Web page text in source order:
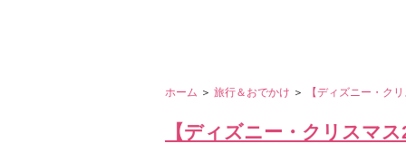
ホーム ＞ 旅行＆おでかけ ＞ 【ディズニー・ク
【ディズニー・クリスマ